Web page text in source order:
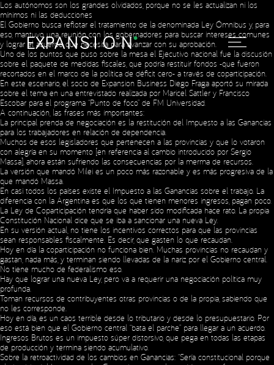
Los autónomos son los grandes olvidados, porque no se les actualizan ni los
mínimos ni las deducciones
El Gobierno busca reflotar el tratamiento de la denominada Ley Ómnibus y, para
eso, mantuvo una reunión con los gobernadores para buscar intereses comunes
y lograr el acuerdo que necesita para avanzar con su aprobación.
Uno de los puntos que puso sobre la mesa el Ejecutivo nacional fue la discusión
sobre el paquete de medidas fiscales, que podría restituir fondos -que fueron
recortados en el marco de la política de déficit cero- a través de coparticipación.
En este escenario, el socio de Expansion Business Diego Fraga aportó su mirada
sobre el tema en una entrevistado realizada por Maricel Sattler y Francisco
Escobar para el programa “Punto de foco” de FM Universidad.
A continuación, las frases más importantes:
La principal prenda de negociación es la restitución del Impuesto a las Ganancias
para los trabajadores en relación de dependencia.
Muchos de esos legisladores que pertenecen a las provincias y que lo votaron
con alegría en su momento [en referencia al cambio introducido por Sergio
Massa], ahora están sufriendo las consecuencias por la merma de recursos.
La versión que mandó Milei es un poco más razonable y es más progresiva de la
que mandó Massa.
En casi todos los países existe el Impuesto a las Ganancias sobre el trabajo. La
diferencia con la Argentina es que los que tienen menores ingresos, pagan poco.
La Ley de Coparticipación tendría que haber sido modificada hace rato. La propia
Constitución Nacional dice que se iba a sancionar una nueva Ley.
En su versión actual, no tiene los incentivos correctos para que las provincias
sean responsables fiscalmente. Es decir, que gasten lo que recaudan.
Hoy en día la coparticipación no funciona bien. Muchas provincias no recaudan y
gastan, nada más, y terminan siendo llevadas de la nariz por el Gobierno central.
No tiene mucho de federalismo eso.
Hay que lograr una nueva Ley, pero va a requerir una negociación política muy
profunda.
Toman recursos de contribuyentes otras provincias o de la propia, sabiendo que
no les corresponde.
Hoy en día, es un caos terrible desde lo tributario y desde lo presupuestario. Por
eso está bien que el Gobierno central “bata el parche” para llegar a un acuerdo.
Ingresos Brutos es un impuesto súper distorsivo, que pega en todas las etapas
de producción y termina siendo acumulativo.
Sobre la retroactividad de los cambios en Ganancias: “Sería constitucional porque